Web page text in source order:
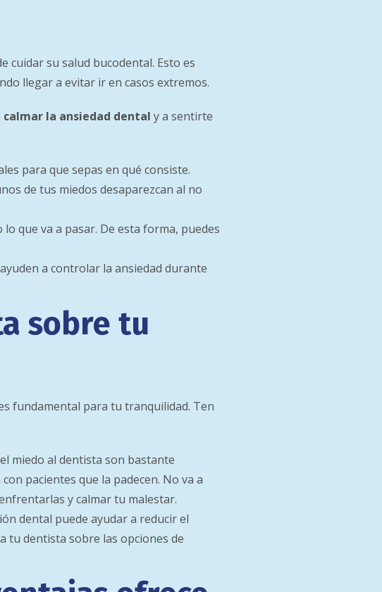
cuidar su salud bucodental. Esto es
llegar a evitar ir en casos extremos.
calmar la ansiedad dental y a sentirte
para que sepas en qué consiste.
de tus miedos desaparezcan al no
que va a pasar. De esta forma, puedes
a controlar la ansiedad durante
sobre tu
fundamental para tu tranquilidad. Ten
miedo al dentista son bastante
pacientes que la padecen. No va a
y calmar tu malestar.
dental puede ayudar a reducir el
tu dentista sobre las opciones de